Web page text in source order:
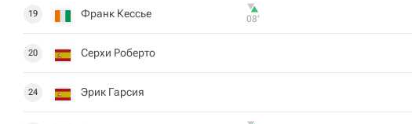
19 Франк Кессье 08‎’‎
20 Серхи Роберто
24 Эрик Гарсия